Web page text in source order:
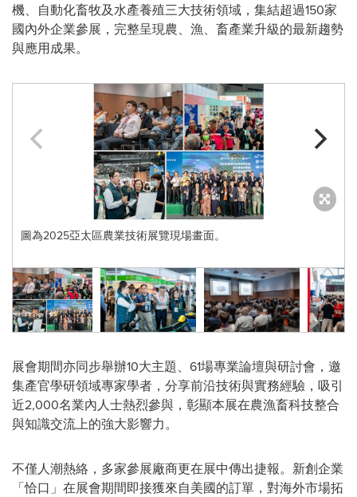
機、自動化畜牧及水產養殖三大技術領域，集結超過150家
國內外企業參展，完整呈現農、漁、畜產業升級的最新趨勢
與應用成果。
圖為2025亞太區農業技術展覽現場畫面。
展會期間亦同步舉辦10大主題、61場專業論壇與研討會，邀
集產官學研領域專家學者，分享前沿技術與實務經驗，吸引
近2,000名業內人士熱烈參與，彰顯本展在農漁畜科技整合
與知識交流上的強大影響力。
不僅人潮熱絡，多家參展廠商更在展中傳出捷報。新創企業
「恰口」在展會期間即接獲來自美國的訂單，對海外市場拓